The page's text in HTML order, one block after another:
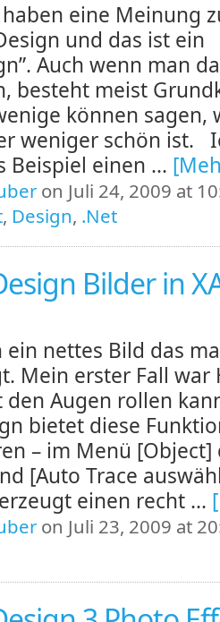
eine Meinung
und das ist ein
Auch wenn man
besteht meist
können sagen,
weniger schön ist.
Beispiel einen ...
on Juli 24, 2009 at
, Design, .Net
Bilder in
nettes Bild das
Mein erster Fall war
den Augen rollen
bietet diese
– im Menü [Object]
[Auto Trace
einen recht ...
on Juli 23, 2009 at